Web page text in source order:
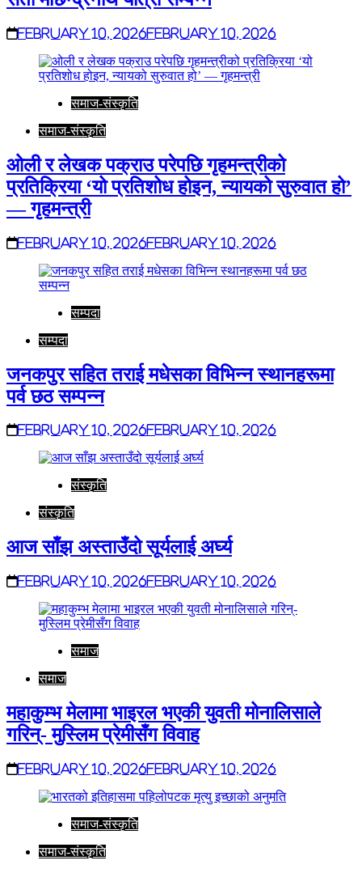
February 10, 2026February 10, 2026
समाज-संस्कृति
समाज-संस्कृति
ओली र लेखक पक्राउ परेपछि गृहमन्त्रीको
प्रतिक्रिया ‘यो प्रतिशोध होइन, न्यायको सुरुवात हो’
— गृहमन्त्री
February 10, 2026February 10, 2026
सम्पदा
सम्पदा
जनकपुर सहित तराई मधेसका विभिन्न स्थानहरूमा
पर्व छठ सम्पन्न
February 10, 2026February 10, 2026
संस्कृति
संस्कृति
आज साँझ अस्ताउँदो सूर्यलाई अर्घ्य
February 10, 2026February 10, 2026
समाज
समाज
महाकुम्भ मेलामा भाइरल भएकी युवती मोनालिसाले
गरिन्- मुस्लिम प्रेमीसँग विवाह
February 10, 2026February 10, 2026
समाज-संस्कृति
समाज-संस्कृति